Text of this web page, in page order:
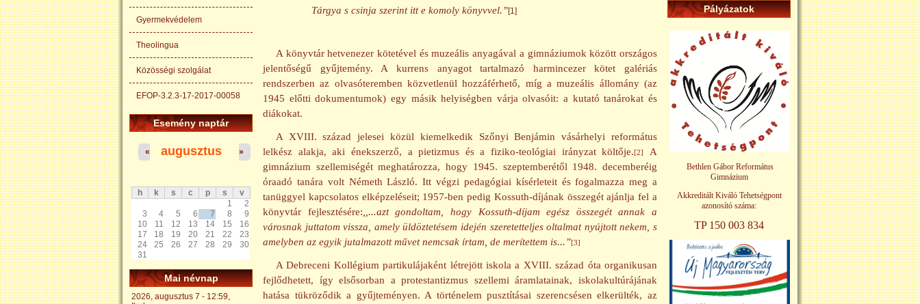
Gyermekvédelem
Theolingua
Közösségi szolgálat
EFOP-3.2.3-17-2017-00058
Esemény naptár
augusztus
« »
h k s c p s
v
1
2
3
4 5 6 7 8
9
10
11 12 13 14 15
16
17
18 19 20 21 22
23
24
25 26 27 28 29
30
31
Mai névnap
2026, augusztus 7 - 12:59,
Tárgya s csinja szerint itt e komoly könyvvel.”[1]
A könyvtár hetvenezer kötetével és muzeális anyagával a gimnáziumok között országos
jelentőségű gyűjtemény. A kurrens anyagot tartalmazó harmincezer kötet galériás
rendszerben az olvasóteremben közvetlenül hozzáférhető, míg a muzeális állomány (az
1945 előtti dokumentumok) egy másik helyiségben várja olvasóit: a kutató tanárokat és
diákokat.
A XVIII. század jelesei közül kiemelkedik Szőnyi Benjámin vásárhelyi református
lelkész alakja, aki énekszerző, a pietizmus és a fiziko-teológiai irányzat költője.[2]
A
gimnázium szellemiségét meghatározza, hogy 1945. szeptemberétől 1948. decemberéig
óraadó tanára volt Németh László. Itt végzi pedagógiai kísérleteit és fogalmazza meg a
tanüggyel kapcsolatos elképzeléseit; 1957-ben pedig Kossuth-díjának összegét ajánlja fel a
könyvtár fejlesztésére: ,,...azt gondoltam, hogy Kossuth-díjam egész összegét annak a
városnak juttatom vissza, amely üldöztetésem idején szeretetteljes oltalmat nyújtott nekem, s
amelyben az egyik jutalmazott művet nemcsak írtam, de merítettem is...”[3]
A Debreceni Kollégium partikulájaként létrejött iskola a XVIII. század óta organikusan
fejlődhetett, így elsősorban a protestantizmus szellemi áramlatainak, iskolakultúrájának
hatása tükröződik a gyűjteményen. A történelem pusztításai szerencsésen elkerülték, az
Pályázatok
Bethlen Gábor Református
Gimnázium
Akkreditált Kiváló Tehetségpont
azonosító száma:
TP 150 003 834